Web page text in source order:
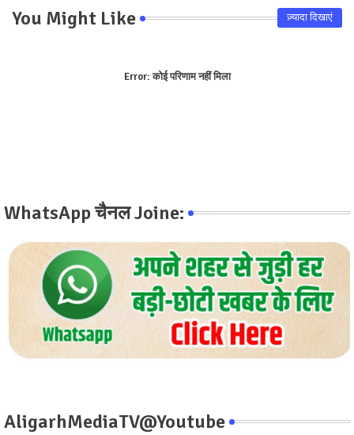
You Might Like ज़्यादा दिखाएं
Error:कोई परिणाम नहीं मिला
WhatsApp चैनल Joine:
AligarhMediaTV@Youtube